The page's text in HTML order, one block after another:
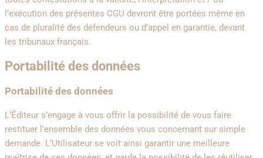
l’exécution des présentes CGU devront être portées même en
cas de pluralité des défendeurs ou d’appel en garantie, devant
les tribunaux français.
Portabilité des données
Portabilité des données
L’Éditeur s’engage à vous offrir la possibilité de vous faire
restituer l’ensemble des données vous concernant sur simple
demande. L’Utilisateur se voit ainsi garantir une meilleure